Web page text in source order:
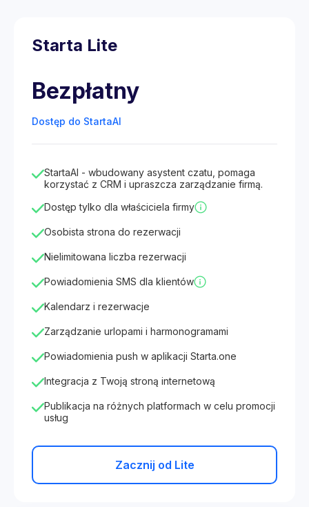
Starta Lite
Bezpłatny
Dostęp do StartaAI
StartaAI - wbudowany asystent czatu, pomaga
korzystać z CRM i upraszcza zarządzanie firmą.
Dostęp tylko dla właściciela firmy
Osobista strona do rezerwacji
Nielimitowana liczba rezerwacji
Powiadomienia SMS dla klientów
Kalendarz i rezerwacje
Zarządzanie urlopami i harmonogramami
Powiadomienia push w aplikacji Starta.one
Integracja z Twoją stroną internetową
Publikacja na różnych platformach w celu promocji
usług
Zacznij od Lite